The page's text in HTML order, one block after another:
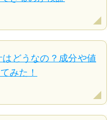
はどうなの？成分や値
みた！